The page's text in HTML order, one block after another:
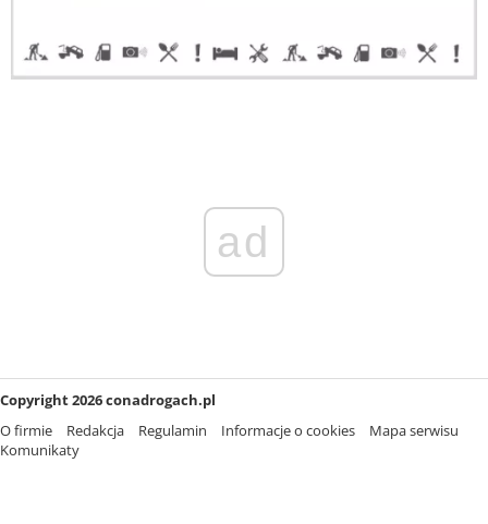
ad
Copyright 2026 conadrogach.pl
O firmie
Redakcja Regulamin Informacje o cookies
Mapa serwisu
Komunikaty